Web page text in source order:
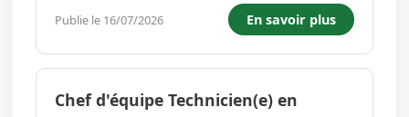
particuliers et les professionnels selon une
tournée établie par notre donneur d'ordres et
pour poser des modules radio ...
Publie le 16/07/2026 En savoir plus
Chef d'équipe Technicien(e) en